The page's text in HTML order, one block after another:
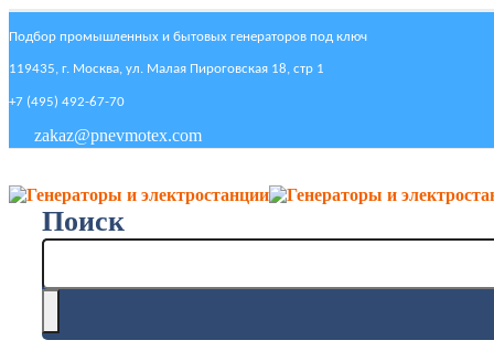
Подбор промышленных и бытовых генераторов под ключ
119435, г. Москва, ул. Малая Пироговская 18, стр 1
+7 (495) 492-67-70
zakaz@pnevmotex.com
Поиск